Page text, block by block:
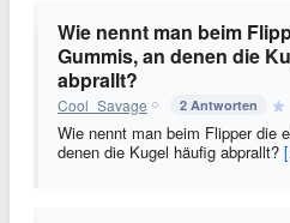
Wie nennt man beim
Gummis, an denen die
abprallt?
Cool_Savage 2 Antworten
Wie nennt man beim Flipper die
denen die Kugel häufig abprallt?